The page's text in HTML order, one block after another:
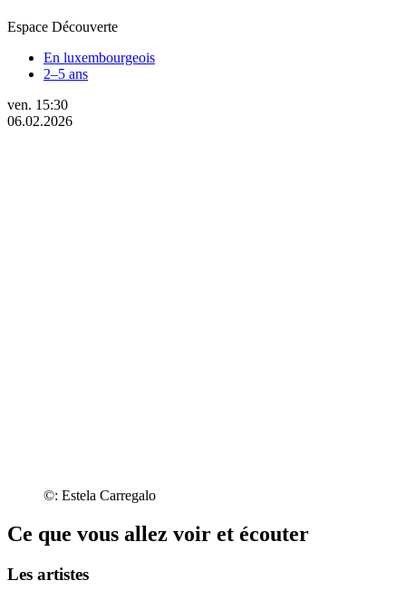
Espace Découverte
En luxembourgeois
2–5 ans
ven. 15:30
06.02.2026
©: Estela Carregalo
Ce que vous allez voir et écouter
Les artistes